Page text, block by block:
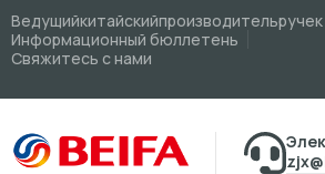
Ведущийкитайскийпроизводительручек
Информационный бюллетень
Свяжитесь с нами